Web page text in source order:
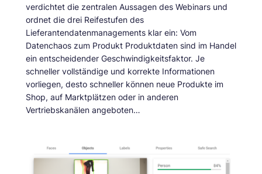
verdichtet die zentralen Aussagen des Webinars und
ordnet die drei Reifestufen des
Lieferantendatenmanagements klar ein: Vom
Datenchaos zum Produkt Produktdaten sind im Handel
ein entscheidender Geschwindigkeitsfaktor. Je
schneller vollständige und korrekte Informationen
vorliegen, desto schneller können neue Produkte im
Shop, auf Marktplätzen oder in anderen
Vertriebskanälen angeboten…